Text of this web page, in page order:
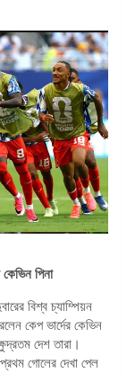
পিনা
বিশ্ব চ্যাম্পিয়ন
কেপ ভার্দের কেভিন
দেশ তারা।
গোলের দেখা পেল